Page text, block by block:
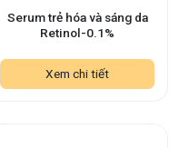
Serum trẻ hóa và sáng da
Retinol-0.1%
Xem chi tiết